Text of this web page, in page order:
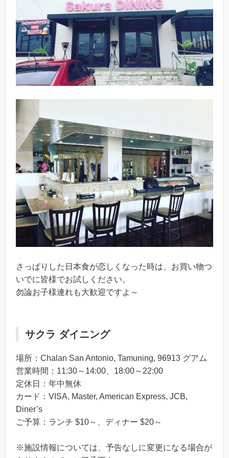
さっぱりした日本食が恋しくなった時は、お買い物つ
いでに皆様でお試しください。
勿論お子様連れも大歓迎ですよ～
サクラ ダイニング
場所：Chalan San Antonio, Tamuning, 96913 グアム
営業時間：11:30～14:00、18:00～22:00
定休日：年中無休
カード：VISA, Master, American Express, JCB,
Diner’s
ご予算：ランチ $10～、ディナー $20～
※施設情報については、予告なしに変更になる場合が